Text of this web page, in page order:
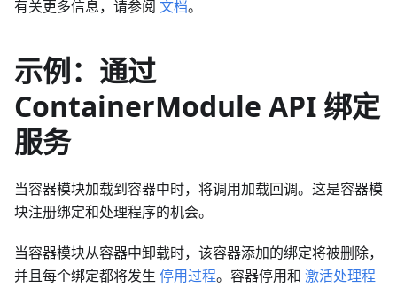
有关更多信息，请参阅 文档。
示例：通过
ContainerModule API 绑定
服务
当容器模块加载到容器中时，将调用加载回调。这是容器模
块注册绑定和处理程序的机会。
当容器模块从容器中卸载时，该容器添加的绑定将被删除，
并且每个绑定都将发生 停用过程。容器停用和 激活处理程